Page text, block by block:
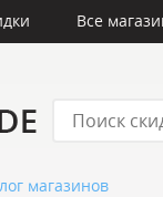
Все
магазинов